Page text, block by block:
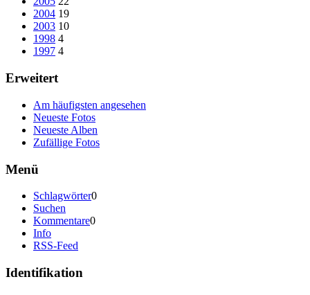
2004 19
2003 10
1998 4
1997 4
Erweitert
Am häufigsten angesehen
Neueste Fotos
Neueste Alben
Zufällige Fotos
Menü
Schlagwörter0
Suchen
Kommentare0
Info
RSS-Feed
Identifikation